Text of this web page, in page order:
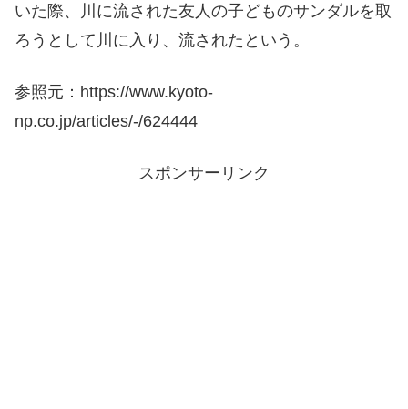
いた際、川に流された友人の子どものサンダルを取
ろうとして川に入り、流されたという。
参照元：https://www.kyoto-
np.co.jp/articles/-/624444
スポンサーリンク